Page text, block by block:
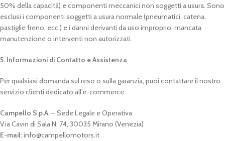
50% della capacità) e componenti meccanici non soggetti a usura. Sono
esclusi i componenti soggetti a usura normale (pneumatici, catena,
pastiglie freno, ecc.) e i danni derivanti da uso improprio, mancata
manutenzione o interventi non autorizzati.
5. Informazioni di Contatto e Assistenza
Per qualsiasi domanda sul reso o sulla garanzia, puoi contattare il nostro
servizio clienti dedicato all’e-commerce.
Campello S.p.A.– Sede Legale e Operativa
Via Cavin di Sala N. 74, 30035 Mirano (Venezia)
E-mail:info@campellomotors.it